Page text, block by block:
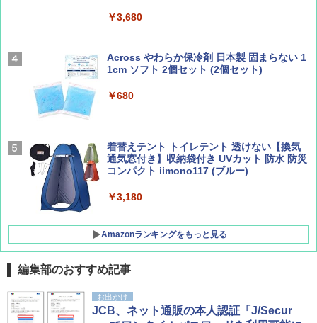
AIRLINE（エアライン）2026年9月号【特
新しい日本地理 地図・統計・移動から読み
ーティング フルクローズ メッシュ 3-4人用
簡単設置 ポップアップテント エクルベージ
[キャンパーズコレクション 山善] 傘みたいに
広げるだけ パッとサッとテント キューブワ
イドプラス ブラックコーティング フルクロ
テント PATCW-200B エクルベージュ
￥15,990
￥3,680
Across やわらか保冷剤 日本製 固まらない 1
1cm ソフト 2個セット (2個セット)
￥680
着替えテント トイレテント 透けない【換気
通気窓付き】収納袋付き UVカット 防水 防災
コンパクト iimono117 (ブルー)
￥3,180
Amazonランキングをもっと見る
編集部のおすすめ記事
お出かけ
JCB、ネット通販の本人認証「J/Secur